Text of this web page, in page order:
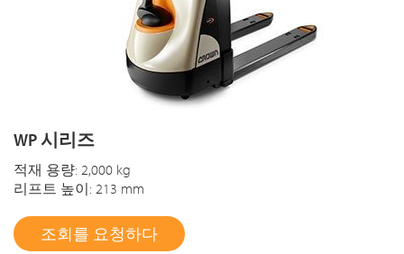
WP 시리즈
적재 용량: 2,000 kg
리프트 높이: 213 mm
조회를 요청하다